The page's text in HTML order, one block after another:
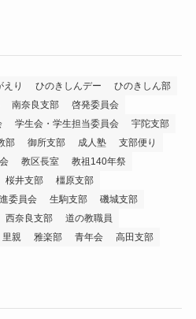
えり ひのきしんデー
ひのきしん部
南奈良支部
啓発委員会
学生会・学生担当委員会
宇陀支部
部 御所支部 成人塾
支部便り
教区長室
教祖140年祭
桜井支部
橿原支部
委員会 生駒支部
磯城支部
西奈良支部
道の教職員
里親 雅楽部 青年会 高田支部